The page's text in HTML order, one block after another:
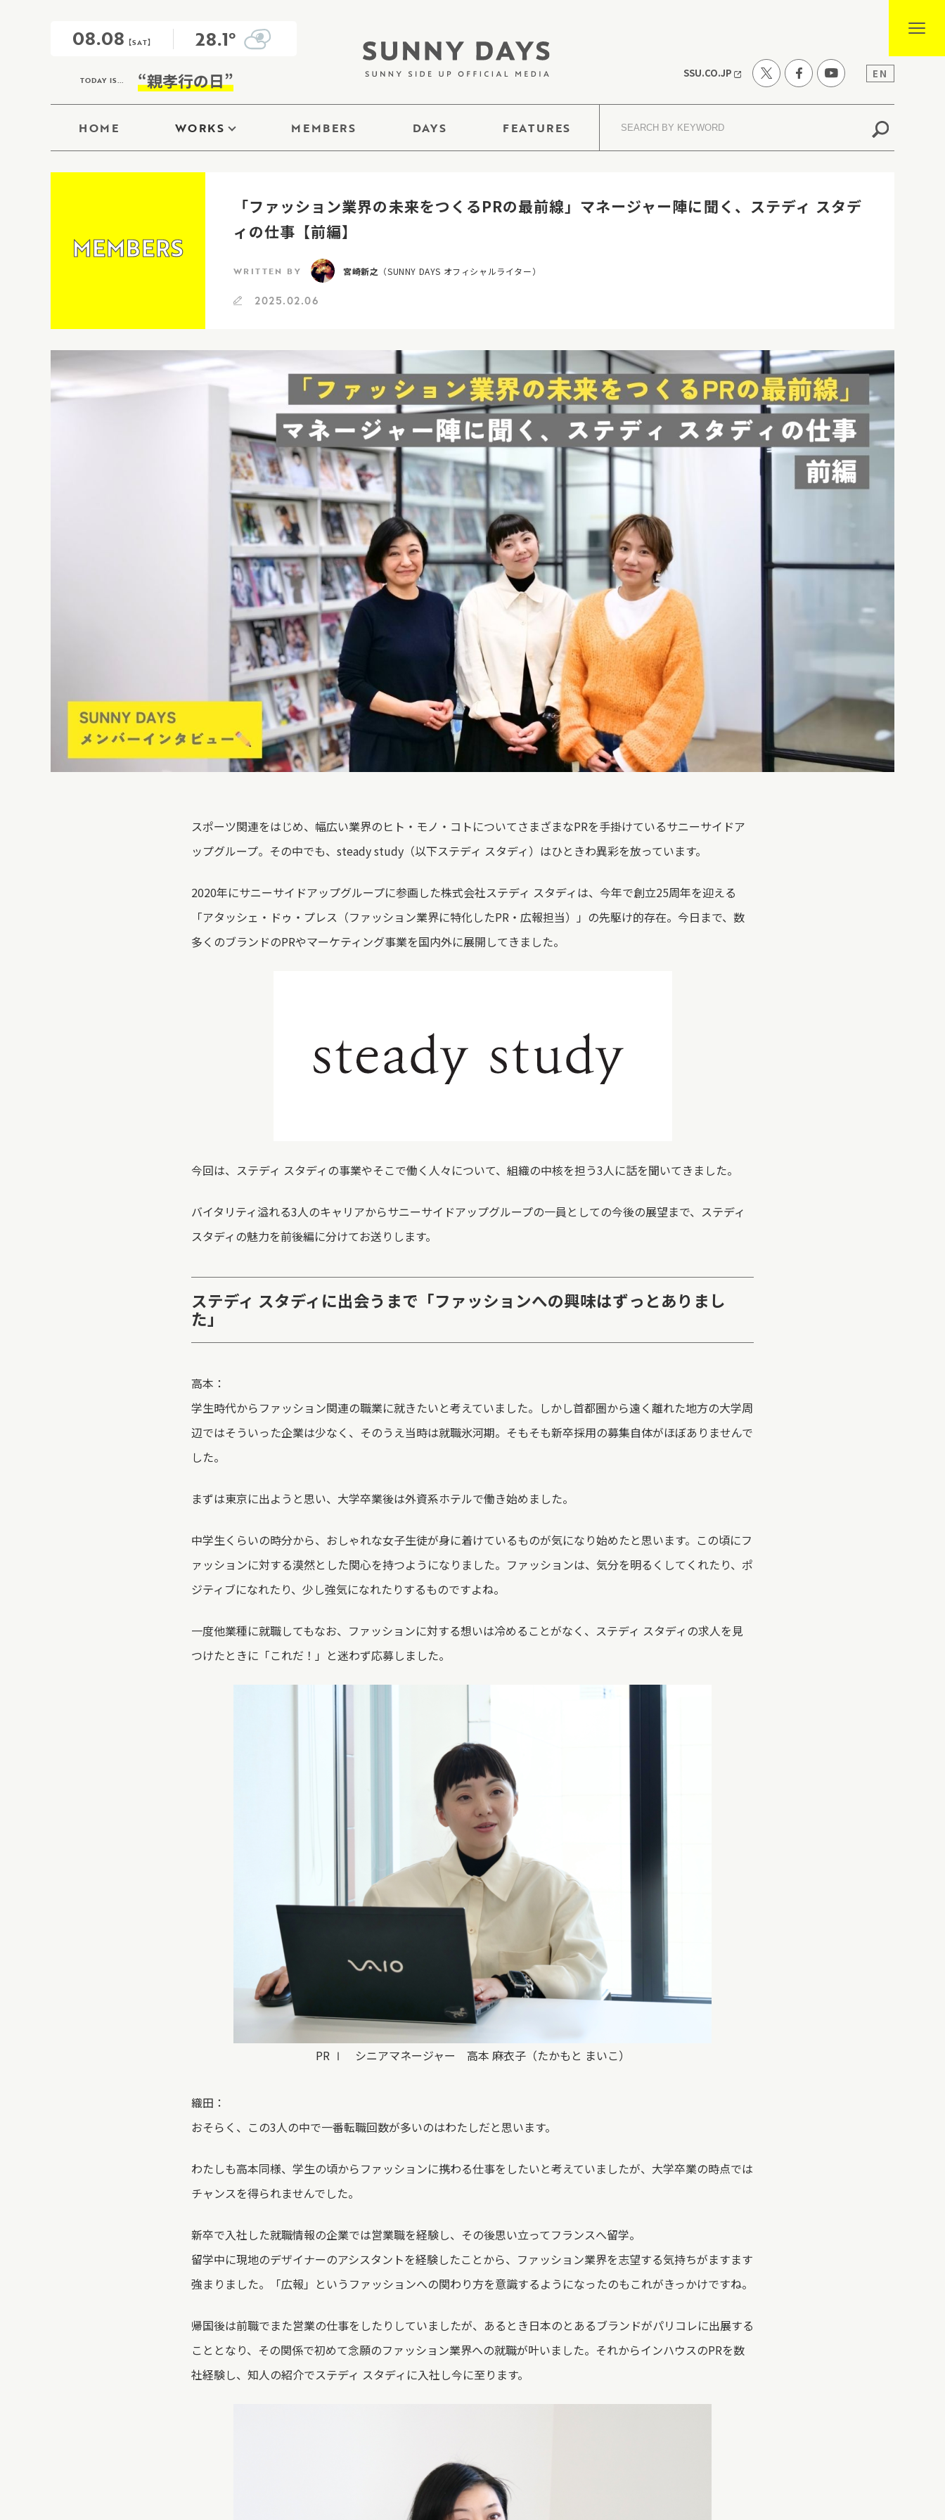
08.08 【SAT】 28.1°
TODAY IS... “親孝行の日” SSU.CO.JP EN
HOME WORKS MEMBERS DAYS FEATURES
MEMBERS
「ファッション業界の未来をつくるPRの最前線」マネージャー陣に聞く、ステディ スタデ
ィの仕事【前編】
WRITTEN BY 宮崎新之 （SUNNY DAYS オフィシャルライター）
2025.02.06
スポーツ関連をはじめ、幅広い業界のヒト・モノ・コトについてさまざまなPRを手掛けているサニーサイドア
ップグループ。その中でも、steady study（以下ステディ スタディ）はひときわ異彩を放っています。
2020年にサニーサイドアップグループに参画した株式会社ステディ スタディは、今年で創立25周年を迎える
「アタッシェ・ドゥ・プレス（ファッション業界に特化したPR・広報担当）」の先駆け的存在。今日まで、数
多くのブランドのPRやマーケティング事業を国内外に展開してきました。
今回は、ステディ スタディの事業やそこで働く人々について、組織の中核を担う3人に話を聞いてきました。
バイタリティ溢れる3人のキャリアからサニーサイドアップグループの一員としての今後の展望まで、ステディ
スタディの魅力を前後編に分けてお送りします。
ステディ スタディに出会うまで「ファッションへの興味はずっとありまし
た」
高本：
学生時代からファッション関連の職業に就きたいと考えていました。しかし首都圏から遠く離れた地方の大学周
辺ではそういった企業は少なく、そのうえ当時は就職氷河期。そもそも新卒採用の募集自体がほぼありませんで
した。
まずは東京に出ようと思い、大学卒業後は外資系ホテルで働き始めました。
中学生くらいの時分から、おしゃれな女子生徒が身に着けているものが気になり始めたと思います。この頃にフ
ァッションに対する漠然とした関心を持つようになりました。ファッションは、気分を明るくしてくれたり、ポ
ジティブになれたり、少し強気になれたりするものですよね。
一度他業種に就職してもなお、ファッションに対する想いは冷めることがなく、ステディ スタディの求人を見
つけたときに「これだ！」と迷わず応募しました。
PR Ⅰ シニアマネージャー 高本 麻衣子（たかもと まいこ）
織田：
おそらく、この3人の中で一番転職回数が多いのはわたしだと思います。
わたしも高本同様、学生の頃からファッションに携わる仕事をしたいと考えていましたが、大学卒業の時点では
チャンスを得られませんでした。
新卒で入社した就職情報の企業では営業職を経験し、その後思い立ってフランスへ留学。
留学中に現地のデザイナーのアシスタントを経験したことから、ファッション業界を志望する気持ちがますます
強まりました。「広報」というファッションへの関わり方を意識するようになったのもこれがきっかけですね。
帰国後は前職でまた営業の仕事をしたりしていましたが、あるとき日本のとあるブランドがパリコレに出展する
こととなり、その関係で初めて念願のファッション業界への就職が叶いました。それからインハウスのPRを数
社経験し、知人の紹介でステディ スタディに入社し今に至ります。